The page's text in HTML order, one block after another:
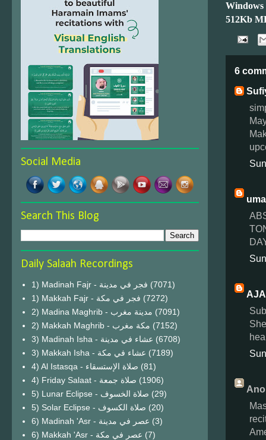
Windows
512Kb
6
AJA
Social Media
Search This Blog
Daily Salaah Recordings
1) Madinah Fajr - فجر في مدينة (7071)
1) Makkah Fajr - فجر في مكة (7272)
2) Madina Maghrib - مدينة مغرب (7091)
2) Makkah Maghrib - مكة مغرب (7152)
3) Madinah Isha - عشاء في مدينة (6708)
3) Makkah Isha - عشاء في مكة (7189)
4) Al Istasqa - صلاة الإستسقاء (81)
4) Friday Salaat - صلاة جمعة (1906)
5) Lunar Eclipse - صلاة الخسوف (29)
(20)
6) Madinah 'Asr - عصر في مدينة (3)
6) Makkah 'Asr - عصر في مكة (7)